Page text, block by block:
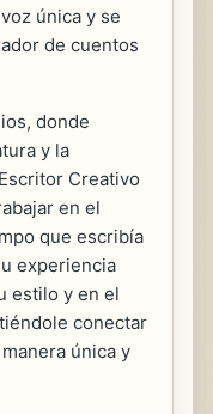
única y se
de cuentos
donde
y la
Creativo
en el
que escribía
experiencia
estilo y en el
conectar
única y